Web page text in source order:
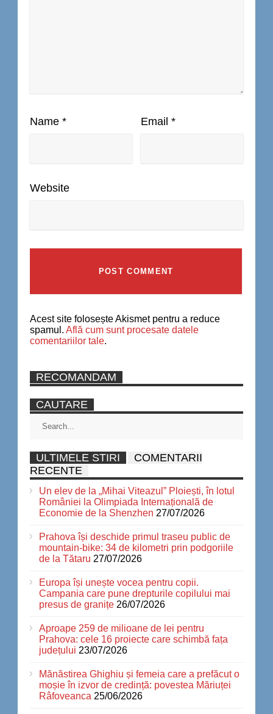
Name * Email *
Website
Acest site folosește Akismet pentru a reduce
spamul. Află cum sunt procesate datele
comentariilor tale.
RECOMANDAM
CAUTARE
ULTIMELE STIRI
COMENTARII
RECENTE
Un elev de la „Mihai Viteazul” Ploiești, în lotul
României la Olimpiada Internațională de
Economie de la Shenzhen 27/07/2026
Prahova își deschide primul traseu public de
mountain-bike: 34 de kilometri prin podgoriile
de la Tătaru 27/07/2026
Europa își unește vocea pentru copii.
Campania care pune drepturile copilului mai
presus de granițe 26/07/2026
Aproape 259 de milioane de lei pentru
Prahova: cele 16 proiecte care schimbă fața
județului 23/07/2026
Mănăstirea Ghighiu și femeia care a prefăcut o
moșie în izvor de credință: povestea Măriuței
Râfoveanca 25/06/2026